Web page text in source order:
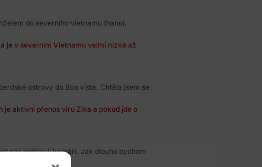
do severního vietnamu (hanoi,
je v severním Vietnamu velmi nízké až
ostrovy do Boa vista. Chtěla jsem se
aktivní přenos viru Zika a pokud jde o
nás poštípali komáři. Jak dlouho bychom